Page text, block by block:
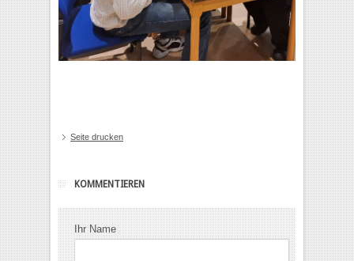
Seite drucken
KOMMENTIEREN
Ihr Name